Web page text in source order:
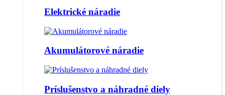
Elektrické náradie
Akumulátorové náradie
Príslušenstvo a náhradné diely